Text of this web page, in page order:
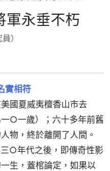
軍永垂不朽
）
實相符
國夏威夷檀香山市去
○一歲）；六十多年前舊
物，終於離開了人間。
○年代之後，即傳奇性影
生，蓋棺論定，如果以